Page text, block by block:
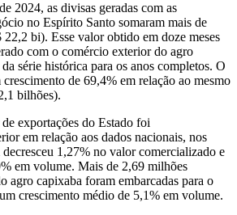
2024, as divisas geradas com as
no Espírito Santo somaram mais de
bi). Esse valor obtido em doze meses
com o comércio exterior do agro
série histórica para os anos completos. O
de 69,4% em relação ao mesmo
bilhões).
exportações do Estado foi
em relação aos dados nacionais, nos
1,27% no valor comercializado e
em volume. Mais de 2,69 milhões
agro capixaba foram embarcadas para o
crescimento médio de 5,1% em volume.